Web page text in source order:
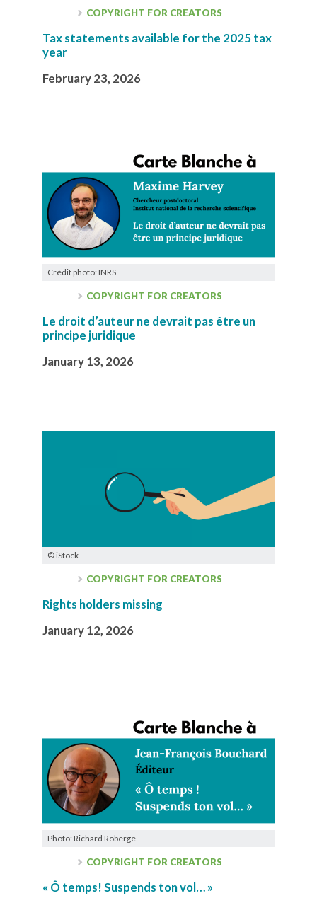
COPYRIGHT FOR CREATORS
Tax statements available for the 2025 tax
year
February 23, 2026
Crédit photo: INRS
COPYRIGHT FOR CREATORS
Le droit d’auteur ne devrait pas être un
principe juridique
January 13, 2026
© iStock
COPYRIGHT FOR CREATORS
Rights holders missing
January 12, 2026
Photo: Richard Roberge
COPYRIGHT FOR CREATORS
« Ô temps! Suspends ton vol… »